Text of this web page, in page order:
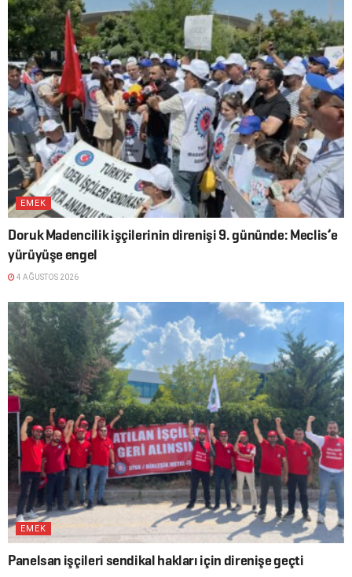
EMEK
Doruk Madencilik işçilerinin direnişi 9. gününde: Meclis’e
yürüyüşe engel
4 AĞUSTOS 2026
EMEK
Panelsan işçileri sendikal hakları için direnişe geçti